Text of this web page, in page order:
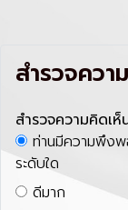
สำรวจควา
สำรวจความคิดเห็
ท่านมีความพึงพ
ระดับใด
ดีมาก